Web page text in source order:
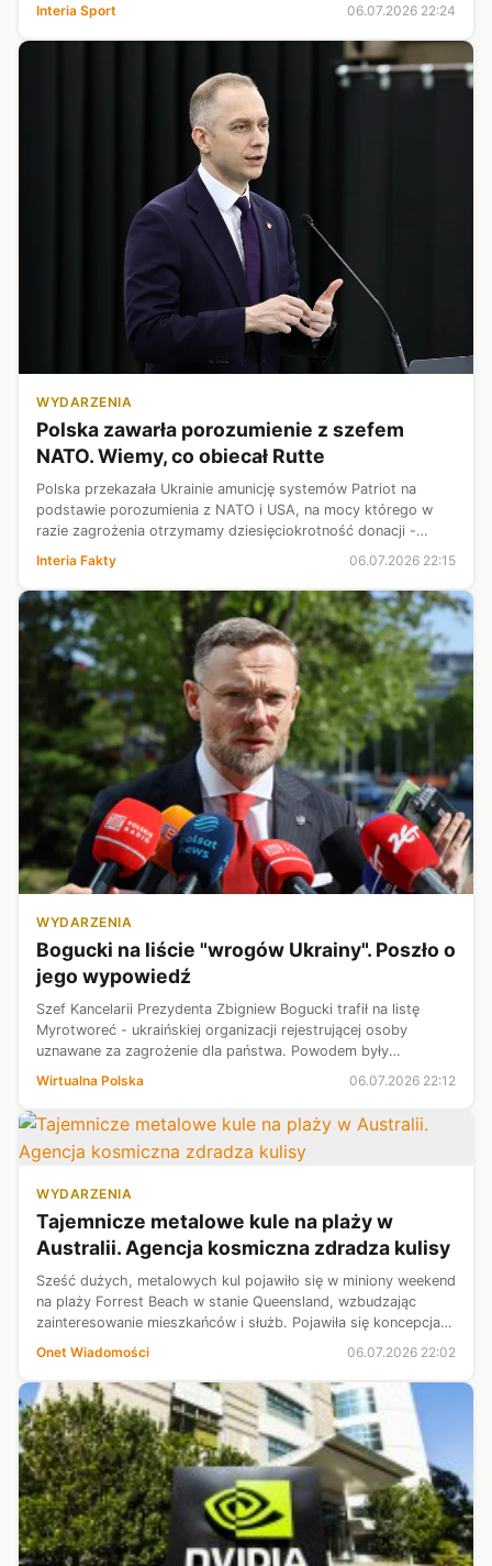
Mbappe....
Interia Sport 06.07.2026 22:24
WYDARZENIA
Polska zawarła porozumienie z szefem
NATO. Wiemy, co obiecał Rutte
Polska przekazała Ukrainie amunicję systemów Patriot na
podstawie porozumienia z NATO i USA, na mocy którego w
razie zagrożenia otrzymamy dziesięciokrotność donacji -
powiedział na antenie TVN24 wiceszef MON Cezary Tomczyk.
Polityk KO stwierdził, że ...
Interia Fakty 06.07.2026 22:15
WYDARZENIA
Bogucki na liście "wrogów Ukrainy". Poszło o
jego wypowiedź
Szef Kancelarii Prezydenta Zbigniew Bogucki trafił na listę
Myrotworeć - ukraińskiej organizacji rejestrującej osoby
uznawane za zagrożenie dla państwa. Powodem były
"Małopolska Wschodnia".
Wirtualna Polska 06.07.2026 22:12
WYDARZENIA
Tajemnicze metalowe kule na plaży w
Australii. Agencja kosmiczna zdradza kulisy
Sześć dużych, metalowych kul pojawiło się w miniony weekend
na plaży Forrest Beach w stanie Queensland, wzbudzając
zainteresowanie mieszkańców i służb. Pojawiła się koncepcja,
że mogą to być części rakiety.
Onet Wiadomości 06.07.2026 22:02